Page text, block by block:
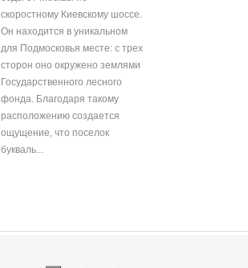
скоростному Киевскому шоссе.
Он находится в уникальном
для Подмосковья месте: с трех
сторон оно окружено землями
Государственного лесного
фонда. Благодаря такому
расположению создается
ощущение, что поселок
букваль...